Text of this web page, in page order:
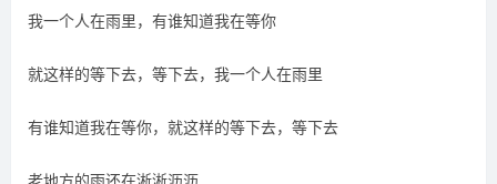
我一个人在雨里，有谁知道我在等你
就这样的等下去，等下去，我一个人在雨里
有谁知道我在等你，就这样的等下去，等下去